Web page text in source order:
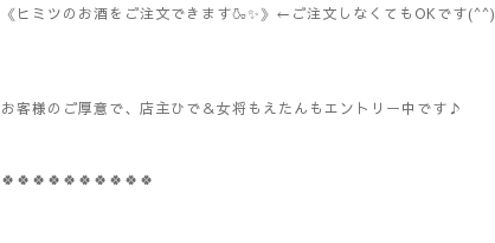
《ヒミツのお酒をご注文できます🍶✨》←ご注文しなくてもOKです(^^)
お客様のご厚意で、店主ひで＆女将もえたんもエントリー中です♪
🍀🍀🍀🍀🍀🍀🍀🍀🍀🍀